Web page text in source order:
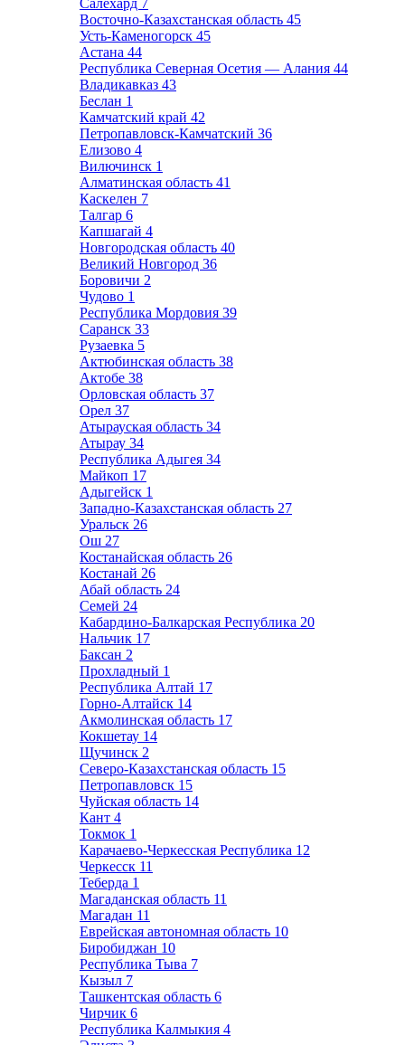
Салехард 7
Восточно-Казахстанская область 45
Усть-Каменогорск 45
Астана 44
Республика Северная Осетия — Алания 44
Владикавказ 43
Беслан 1
Камчатский край 42
Петропавловск-Камчатский 36
Елизово 4
Вилючинск 1
Алматинская область 41
Каскелен 7
Талгар 6
Капшагай 4
Новгородская область 40
Великий Новгород 36
Боровичи 2
Чудово 1
Республика Мордовия 39
Саранск 33
Рузаевка 5
Актюбинская область 38
Актобе 38
Орловская область 37
Орел 37
Атырауская область 34
Атырау 34
Республика Адыгея 34
Майкоп 17
Адыгейск 1
Западно-Казахстанская область 27
Уральск 26
Ош 27
Костанайская область 26
Костанай 26
Абай область 24
Семей 24
Кабардино-Балкарская Республика 20
Нальчик 17
Баксан 2
Прохладный 1
Республика Алтай 17
Горно-Алтайск 14
Акмолинская область 17
Кокшетау 14
Щучинск 2
Северо-Казахстанская область 15
Петропавловск 15
Чуйская область 14
Кант 4
Токмок 1
Карачаево-Черкесская Республика 12
Черкесск 11
Теберда 1
Магаданская область 11
Магадан 11
Еврейская автономная область 10
Биробиджан 10
Республика Тыва 7
Кызыл 7
Ташкентская область 6
Чирчик 6
Республика Калмыкия 4